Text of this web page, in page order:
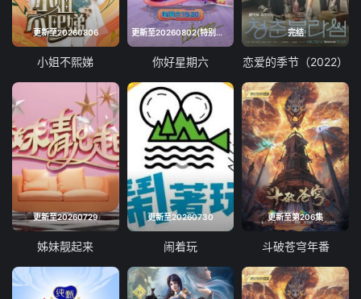
更新至20260806
小姐不熙娣
更新至20260802(特别企划)
你好星期六
完结
恋爱的季节（2022）
更新至20260729
姊妹靓起来
更新至20260730
闹着玩
更新至第206集
斗破苍穹年番